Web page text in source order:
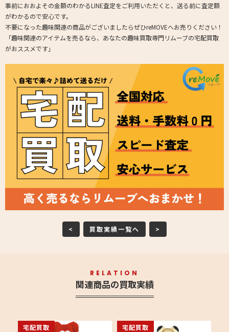
事前におおよその金額のわかるLINE査定をご利用いただくと、送る前に査定額
がわかるので安心です。
不要になった趣味関連の商品がございましたらぜひreMOVEへお売りください！
「趣味関連のアイテムを売るなら、あなたの趣味買取専門リムーブの宅配買取
がおススメです」
< 買取実績一覧へ >
RELATION
関連商品の買取実績
宅配買取 宅配買取